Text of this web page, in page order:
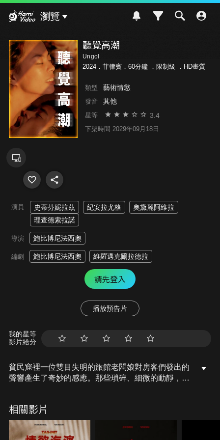
瀏覽
聽覺高潮
Ungol
2024．菲律賓．60分鐘 ． 限制級 ．HD畫質
類型 藝術情慾
發音 其他
星等 3.4
下架時間 2029年09月18日
演員 史蒂芬妮拉茲 紀安拉尤格
奧黛麗阿維拉
理查德索拉諾
導演 鮑比博尼法西奧
編劇 鮑比博尼法西奧 維羅邁克爾拉德拉
請先登入
播放預告片
我的星等
影片給分
貧民窟裡一位雙目失明的旅館老闆娘對房客們發出的
聲響產生了奇妙的感應。那些瑣碎、細微的動靜，竟
相關影片